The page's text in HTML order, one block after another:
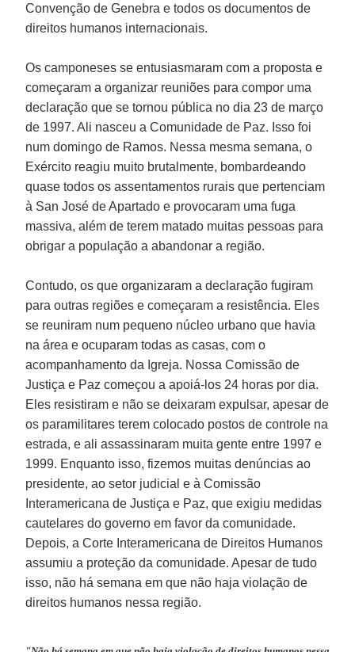
Convenção de Genebra e todos os documentos de
direitos humanos internacionais.
Os camponeses se entusiasmaram com a proposta e
começaram a organizar reuniões para compor uma
declaração que se tornou pública no dia 23 de março
de 1997. Ali nasceu a Comunidade de Paz. Isso foi
num domingo de Ramos. Nessa mesma semana, o
Exército reagiu muito brutalmente, bombardeando
quase todos os assentamentos rurais que pertenciam
à San José de Apartado e provocaram uma fuga
massiva, além de terem matado muitas pessoas para
obrigar a população a abandonar a região.
Contudo, os que organizaram a declaração fugiram
para outras regiões e começaram a resistência. Eles
se reuniram num pequeno núcleo urbano que havia
na área e ocuparam todas as casas, com o
acompanhamento da Igreja. Nossa Comissão de
Justiça e Paz começou a apoiá-los 24 horas por dia.
Eles resistiram e não se deixaram expulsar, apesar de
os paramilitares terem colocado postos de controle na
estrada, e ali assassinaram muita gente entre 1997 e
1999. Enquanto isso, fizemos muitas denúncias ao
presidente, ao setor judicial e à Comissão
Interamericana de Justiça e Paz, que exigiu medidas
cautelares do governo em favor da comunidade.
Depois, a Corte Interamericana de Direitos Humanos
assumiu a proteção da comunidade. Apesar de tudo
isso, não há semana em que não haja violação de
direitos humanos nessa região.